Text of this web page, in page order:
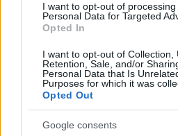
I want to opt-out of processing
Personal Data for Targeted
Opted In
I want to opt-out of Collection,
Retention, Sale, and/or
Personal Data that Is
Purposes for which it was
Opted Out
Google consents
Γαλλία: Monroe,
Μολδαβία: Satoshi,
Φινλανδία: Linda
Parkkonen,
Πολωνία: ALICJA,
Λιθουανία: Lion
Más»